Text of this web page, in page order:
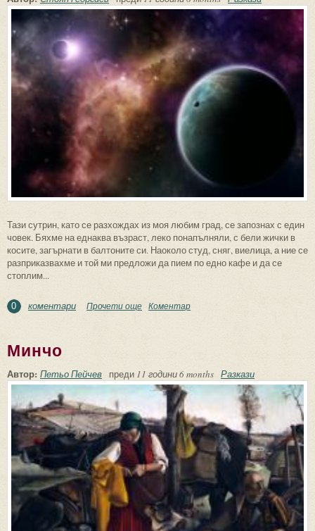
Тази сутрин, като се разхождах из моя любим град, се запознах с един
човек. Бяхме на еднаква възраст, леко понапълняли, с бели жички в
косите, загърнати в балтоните си. Наоколо студ, сняг, виелица, а ние се
разприказвахме и той ми предложи да пием по едно кафе и да се
стоплим...
0 коментари Прочети още about Среща
Коментар
Минчо
Автор: Петьо Пейчев преди 11 години 6 months Разкази